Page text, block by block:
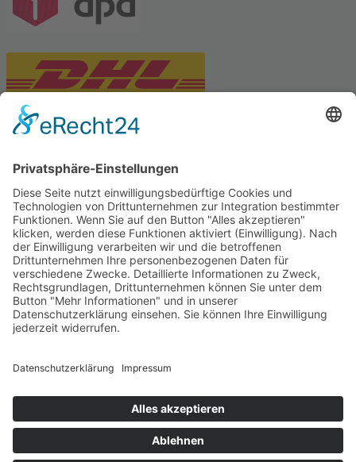
Tekal – Textile Lebensqualität
Exklusive moderne & Orientteppiche
Feuerwerk XXL
Pyrotechnik online bestellen
© Stadtmühle Waldenbuch 2026
und Mühlenprodukte ·
Cookie-Einstellungen
Alle Preise inkl. der gesetzlichen MwSt.
Die durchgestrichenen Preise entsprechen dem bisherigen Preis in